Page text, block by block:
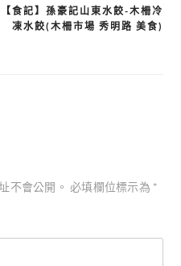
【食記】孫豪記山東水餃-木柵冷
凍水餃(木柵市場 秀明路 美食)
不會公開。 必填欄位標示為 *